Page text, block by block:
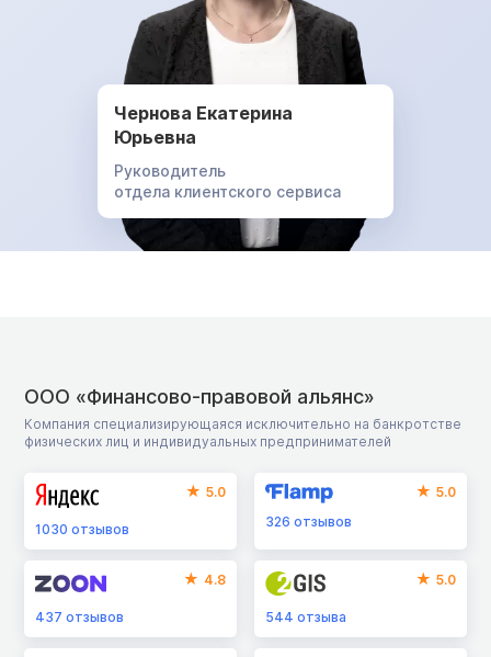
Чернова Екатерина
Юрьевна
Руководитель
отдела клиентского сервиса
ООО «Финансово-правовой альянс»
Компания специализирующаяся исключительно на банкротстве
физических лиц и индивидуальных предпринимателей
5.0
1030 отзывов
5.0
326отзывов
4.8
437 отзывов
5.0
544отзыва